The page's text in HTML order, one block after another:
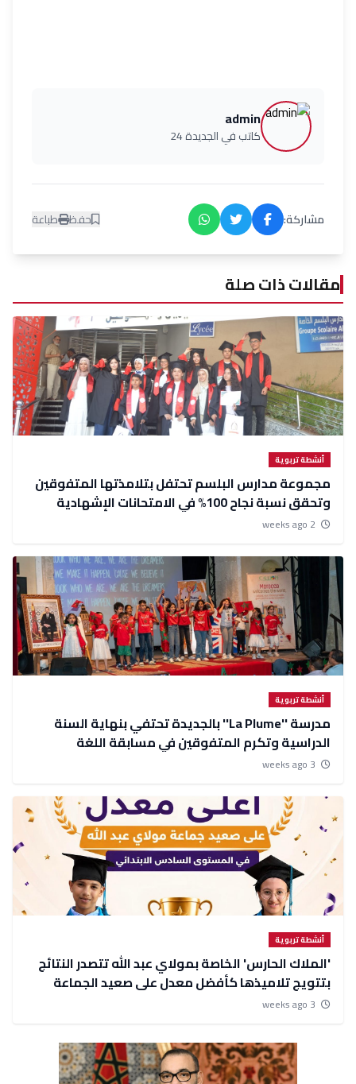
admin
كاتب في الجديدة 24
مشاركة: حفظ طباعة
مقالات ذات صلة
أنشطة تربوية
مجموعة مدارس البلسم تحتفل بتلامذتها المتفوقين
وتحقق نسبة نجاح 100% في الامتحانات الإشهادية
أنشطة تربوية
مدرسة ''La Plume'' بالجديدة تحتفي بنهاية السنة
الدراسية وتكرم المتفوقين في مسابقة اللغة
الإنجليزية
أنشطة تربوية
'الملاك الحارس' الخاصة بمولاي عبد الله تتصدر النتائج
بتتويج تلاميذها كأفضل معدل على صعيد الجماعة